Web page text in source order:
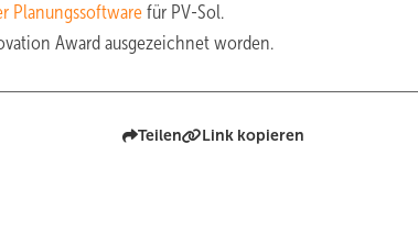
Planungssoftwarefür PV-Sol.
Award ausgezeichnet worden.
Teilen Link kopieren